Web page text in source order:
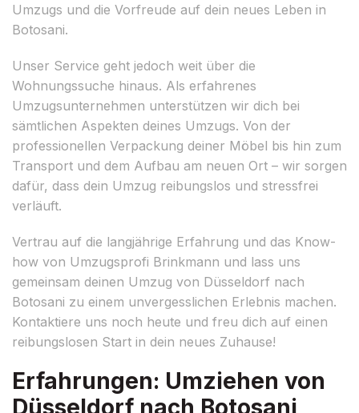
Umzugs und die Vorfreude auf dein neues Leben in
Botosani.
Unser Service geht jedoch weit über die
Wohnungssuche hinaus. Als erfahrenes
Umzugsunternehmen unterstützen wir dich bei
sämtlichen Aspekten deines Umzugs. Von der
professionellen Verpackung deiner Möbel bis hin zum
Transport und dem Aufbau am neuen Ort – wir sorgen
dafür, dass dein Umzug reibungslos und stressfrei
verläuft.
Vertrau auf die langjährige Erfahrung und das Know-
how von Umzugsprofi Brinkmann und lass uns
gemeinsam deinen Umzug von Düsseldorf nach
Botosani zu einem unvergesslichen Erlebnis machen.
Kontaktiere uns noch heute und freu dich auf einen
reibungslosen Start in dein neues Zuhause!
Erfahrungen: Umziehen von
Düsseldorf nach Botosani